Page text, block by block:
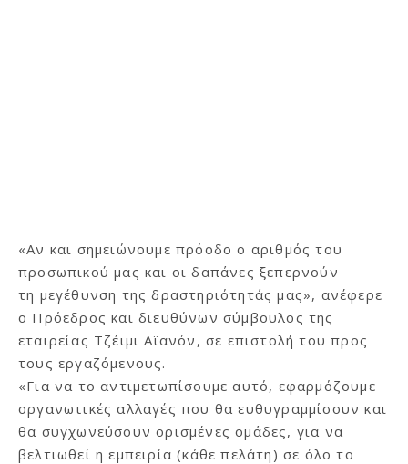
«Αν και σημειώνουμε πρόοδο ο αριθμός του
προσωπικού μας και οι δαπάνες ξεπερνούν
τη μεγέθυνση της δραστηριότητάς μας», ανέφερε
ο Πρόεδρος και διευθύνων σύμβουλος της
εταιρείας Τζέιμι Αϊανόν, σε επιστολή του προς
τους εργαζόμενους.
«Για να το αντιμετωπίσουμε αυτό, εφαρμόζουμε
οργανωτικές αλλαγές που θα ευθυγραμμίσουν και
θα συγχωνεύσουν ορισμένες ομάδες, για να
βελτιωθεί η εμπειρία (κάθε πελάτη) σε όλο το